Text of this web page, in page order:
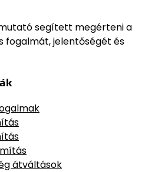
segített megérteni a
fogalmát, jelentőségét és
átváltások